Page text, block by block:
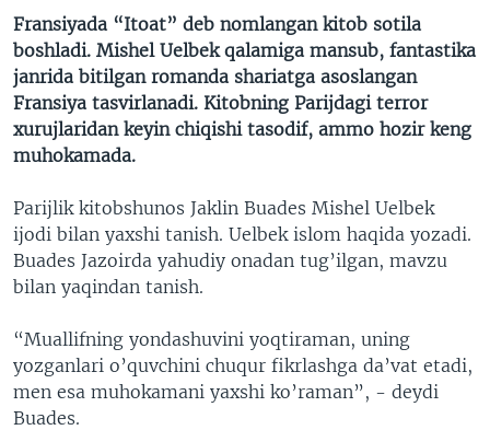
Fransiyada “Itoat” deb nomlangan kitob sotila
boshladi. Mishel Uelbek qalamiga mansub, fantastika
janrida bitilgan romanda shariatga asoslangan
Fransiya tasvirlanadi. Kitobning Parijdagi terror
xurujlaridan keyin chiqishi tasodif, ammo hozir keng
muhokamada.
Parijlik kitobshunos Jaklin Buades Mishel Uelbek
ijodi bilan yaxshi tanish. Uelbek islom haqida yozadi.
Buades Jazoirda yahudiy onadan tug’ilgan, mavzu
bilan yaqindan tanish.
“Muallifning yondashuvini yoqtiraman, uning
yozganlari o’quvchini chuqur fikrlashga da’vat etadi,
men esa muhokamani yaxshi ko’raman”, - deydi
Buades.​